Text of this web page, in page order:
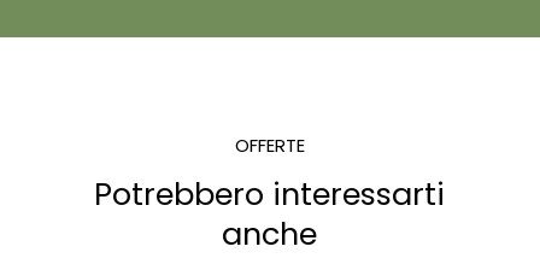
OFFERTE
Potrebbero interessarti
anche